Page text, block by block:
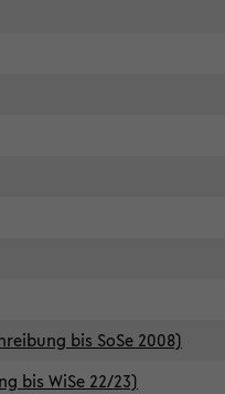
bis SoSe 2008)
bis WiSe 22/23)